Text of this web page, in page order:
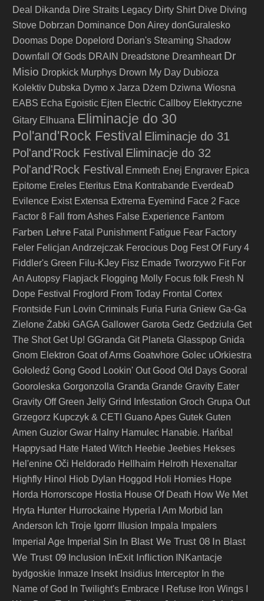
Deal
Dikanda Dire Straits Legacy Dirty Shirt Dive Diving
Stove Dobrzan Dominance Don Airey donGuralesko
Doomas Dope Dopelord Dorian's Steaming Shadow
Downfall Of Gods DRAIN Dreadstone Dreamheart Dr
Misio Dropkick Murphys Drown My Day Dubioza
Kolektiv Dubska Dymo x Jarza Dżem Dziwna Wiosna
EABS Echa Egoistic Ejten Electric Callboy Elektryczne
Gitary Elhuana Eliminacje do 30
Pol'and'Rock Festival Eliminacje do 31
Pol'and'Rock Festival Eliminacje do 32
Pol'and'Rock Festival Emmeth Enej Engraver Epica
Epitome Ereles Eteritus Etna Kontrabande EverdeaD
Evilence Exist Extensa Extrema Eyemind Face 2 Face
Factor 8 Fall from Ashes False Experience Fantom
Farben Lehre Fatal Punishment Fatigue Fear Factory
Feler Felicjan Andrzejczak Ferocious Dog Fest Of Fury 4
Fiddler's Green Filu-KJey Fisz Emade Tworzywo Fit For
An Autopsy Flapjack Flogging Molly Focus folk Fresh N
Dope Festival
Froglord From Today Frontal Cortex
Frontside Fun Lovin Criminals Furia Furia Gniew Ga-Ga
Zielone Żabki GAGA Gallower Garota Gedz Gedziula Get
The Shot Get Up! GGranda Git Planeta Glasspop Gnida
Gnom Elektron Goat of Arms Goatwhore Golec uOrkiestra
Gołoledź Gong Good Lookin' Out Good Old Days Gooral
Gooroleska Gorgonzolla Granda Grande Gravity Eater
Gravity Off Green Jellÿ Grind Infestation Groch Grupa Out
Grzegorz Kupczyk & CETI Guano Apes Gutek Guten
Amen Guzior Gwar Halny Hamulec Hanabie. Hańba!
Happysad Hate Hated Witch Heebie Jeebies Hekses
Hel'enine Oči Heldorado Hellhaim Helroth Hexenaltar
Highfly Hinol Hiob Dylan Hoggod Holi Homies Hope
Horda Horrorscope Hostia House Of Death How We Met
Hryta Hunter Hurrockaine Hyperia I Am Morbid Ian
Anderson Ich Troje Igorrr Illusion Impala Impalers
Imperial Age Imperial Sin In Blast We Trust 08 In Blast
We Trust 09 Inclusion InExit Infliction INKantacje
bydgoskie Inmaze Insekt Insidius Interceptor In the
Name of God
In Twilight's Embrace I Refuse Iron Wings